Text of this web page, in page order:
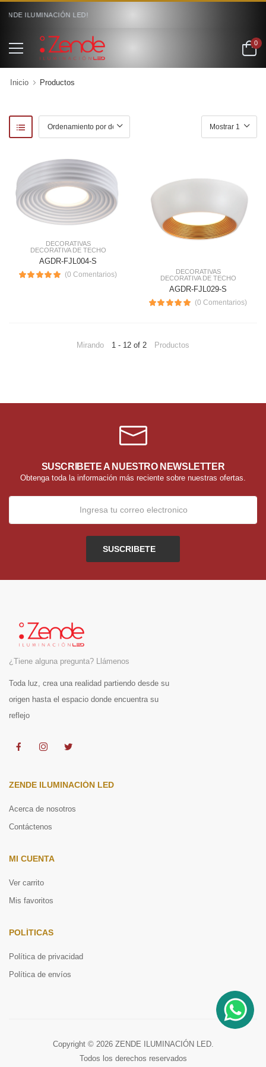
ILUMINACIÓN LED!
0
Inicio Productos
DECORATIVAS
DECORATIVA DE TECHO
AGDR-FJL004-S
(0 Comentarios)
DECORATIVAS
DECORATIVA DE TECHO
AGDR-FJL029-S
(0 Comentarios)
Mirando 1 - 12 of 2 Productos
SUSCRIBETE A NUESTRO NEWSLETTER
Obtenga toda la información más reciente sobre nuestras ofertas.
SUSCRIBETE
¿Tiene alguna pregunta? Llámenos
Toda luz, crea una realidad partiendo desde su
origen hasta el espacio donde encuentra su
reflejo
ZENDE ILUMINACIÓN LED
Acerca de nosotros
Contáctenos
MI CUENTA
Ver carrito
Mis favoritos
POLÍTICAS
Política de privacidad
Política de envíos
Copyright © 2026 ZENDE ILUMINACIÓN LED.
Todos los derechos reservados